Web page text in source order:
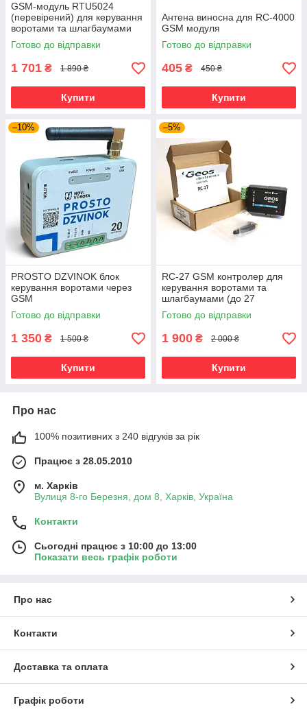
GSM-модуль RTU5024
(перевірений) для керування
воротами та шлагбаумами
Готово до відправки
1 701 ₴ 1 890 ₴
Купити
Антена виносна для RC-4000
GSM модуля
Готово до відправки
405 ₴ 450 ₴
Купити
–10%
PROSTO DZVINOK блок
керування воротами через
GSM
Готово до відправки
1 350 ₴ 1 500 ₴
Купити
–5%
RC-27 GSM контролер для
керування воротами та
шлагбаумами (до 27
номерів)
Готово до відправки
1 900 ₴ 2 000 ₴
Купити
Про нас
100% позитивних з 240 відгуків за рік
Працює з 28.05.2010
м. Харків
Вулиця 8-го Березня, дом 8, Харків, Україна
Контакти
Сьогодні працює з 10:00 до 13:00
Показати весь графік роботи
Про нас
Контакти
Доставка та оплата
Графік роботи